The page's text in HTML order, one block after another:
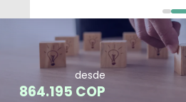
0 1
desde
864.195 COP